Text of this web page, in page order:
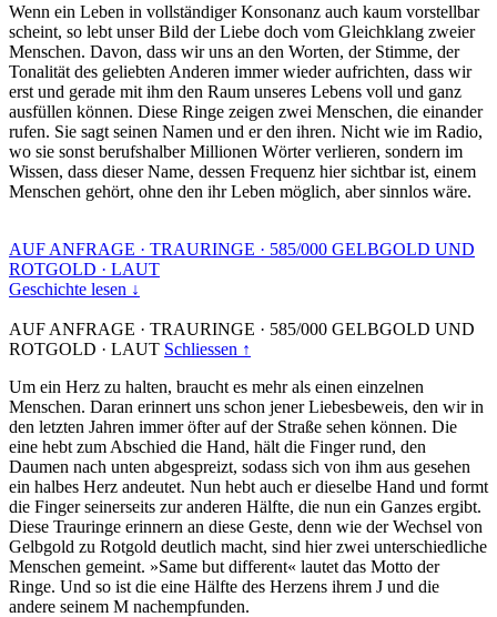
Wenn ein Leben in vollständiger Konsonanz auch kaum vorstellbar
scheint, so lebt unser Bild der Liebe doch vom Gleichklang zweier
Menschen. Davon, dass wir uns an den Worten, der Stimme, der
Tonalität des geliebten Anderen immer wieder aufrichten, dass wir
erst und gerade mit ihm den Raum unseres Lebens voll und ganz
ausfüllen können. Diese Ringe zeigen zwei Menschen, die einander
rufen. Sie sagt seinen Namen und er den ihren. Nicht wie im Radio,
wo sie sonst berufshalber Millionen Wörter verlieren, sondern im
Wissen, dass dieser Name, dessen Frequenz hier sichtbar ist, einem
Menschen gehört, ohne den ihr Leben möglich, aber sinnlos wäre.
AUF ANFRAGE · TRAURINGE · 585/000 GELBGOLD UND
ROTGOLD · LAUT
Geschichte lesen ↓
AUF ANFRAGE · TRAURINGE · 585/000 GELBGOLD UND
ROTGOLD · LAUT Schliessen ↑
Um ein Herz zu halten, braucht es mehr als einen einzelnen
Menschen. Daran erinnert uns schon jener Liebesbeweis, den wir in
den letzten Jahren immer öfter auf der Straße sehen können. Die
eine hebt zum Abschied die Hand, hält die Finger rund, den
Daumen nach unten abgespreizt, sodass sich von ihm aus gesehen
ein halbes Herz andeutet. Nun hebt auch er dieselbe Hand und formt
die Finger seinerseits zur anderen Hälfte, die nun ein Ganzes ergibt.
Diese Trauringe erinnern an diese Geste, denn wie der Wechsel von
Gelbgold zu Rotgold deutlich macht, sind hier zwei unterschiedliche
Menschen gemeint. »Same but different« lautet das Motto der
Ringe. Und so ist die eine Hälfte des Herzens ihrem J und die
andere seinem M nachempfunden.